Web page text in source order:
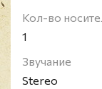
Кол-во
1
Звучание
Stereo